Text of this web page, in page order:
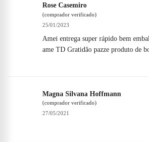
Rose Casemiro
(comprador verificado)
25/01/2023
Amei entrega super rápido bem
ame TD Gratidão pazze produto de
Magna Silvana Hoffmann
(comprador verificado)
27/05/2021